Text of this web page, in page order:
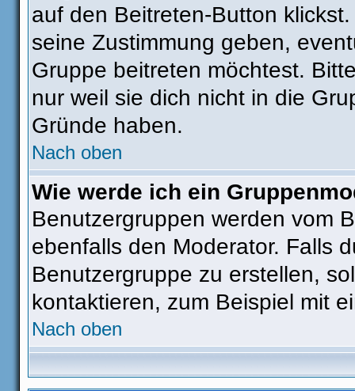
auf den Beitreten-Button
seine Zustimmung geben,
Gruppe beitreten möchtest.
nur weil sie dich nicht in die
Gründe haben.
Nach oben
Wie werde ich ein
Benutzergruppen werden vom
ebenfalls den Moderator. Falls
Benutzergruppe zu erstellen,
kontaktieren, zum Beispiel mit
Nach oben